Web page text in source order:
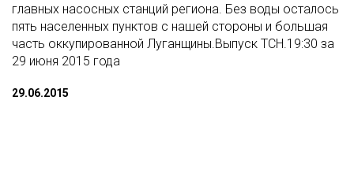
главных насосных станций региона. Без воды осталось
пять населенных пунктов с нашей стороны и большая
часть оккупированной Луганщины.Выпуск ТСН.19:30 за
29 июня 2015 года
29.06.2015